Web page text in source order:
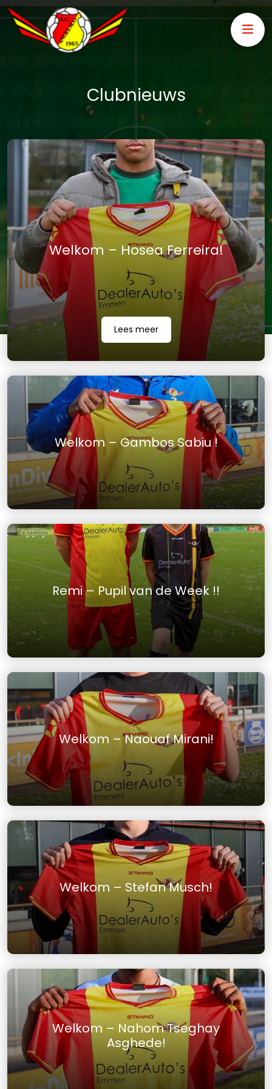
Clubnieuws
Welkom – Hosea Ferreira!
Lees meer
Welkom – Gambos Sabiu !
Remi – Pupil van de Week !!
Welkom – Naouaf Mirani!
Welkom – Stefan Musch!
Welkom – Nahom Tseghay
Asghede!